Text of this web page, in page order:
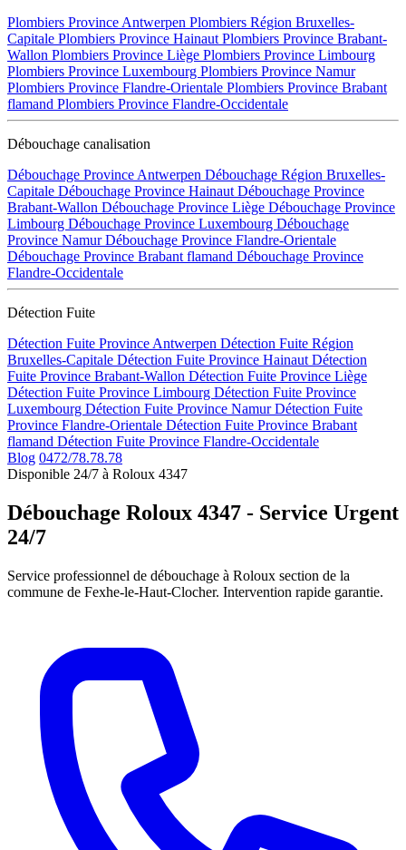
Plombiers Province Antwerpen Plombiers Région Bruxelles-
Capitale Plombiers Province Hainaut Plombiers Province Brabant-
Wallon Plombiers Province Liège Plombiers Province Limbourg
Plombiers Province Luxembourg Plombiers Province Namur
Plombiers Province Flandre-Orientale Plombiers Province Brabant
flamand Plombiers Province Flandre-Occidentale
Débouchage canalisation
Débouchage Province Antwerpen Débouchage Région Bruxelles-
Capitale Débouchage Province Hainaut Débouchage Province
Brabant-Wallon Débouchage Province Liège Débouchage Province
Limbourg Débouchage Province Luxembourg Débouchage
Province NamurDébouchage Province Flandre-Orientale
Débouchage Province Brabant flamand Débouchage Province
Flandre-Occidentale
Détection Fuite
Détection Fuite Province Antwerpen Détection Fuite Région
Bruxelles-Capitale Détection Fuite Province Hainaut Détection
Fuite Province Brabant-Wallon Détection Fuite Province Liège
Détection Fuite Province Limbourg Détection Fuite Province
Luxembourg Détection Fuite Province NamurDétection Fuite
Province Flandre-Orientale Détection Fuite Province Brabant
flamand Détection Fuite Province Flandre-Occidentale
Blog 0472/78.78.78
Disponible 24/7 à Roloux 4347
Débouchage Roloux 4347 - Service Urgent
24/7
Service professionnel de débouchage à Roloux section de la
commune de Fexhe-le-Haut-Clocher. Intervention rapide garantie.